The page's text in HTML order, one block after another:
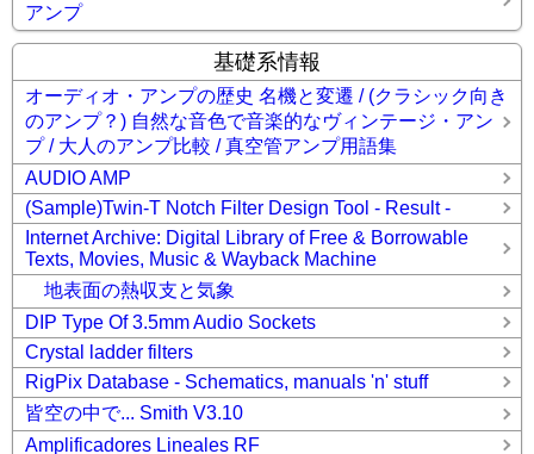
アンプ
基礎系情報
オーディオ・アンプの歴史 名機と変遷 / (クラシック向き
のアンプ？) 自然な音色で音楽的なヴィンテージ・アン
プ / 大人のアンプ比較 / 真空管アンプ用語集
AUDIO AMP
(Sample)Twin-T Notch Filter Design Tool - Result -
Internet Archive: Digital Library of Free & Borrowable
Texts, Movies, Music & Wayback Machine
地表面の熱収支と気象
DIP Type Of 3.5mm Audio Sockets
Crystal ladder filters
RigPix Database - Schematics, manuals 'n' stuff
皆空の中で... Smith V3.10
Amplificadores Lineales RF